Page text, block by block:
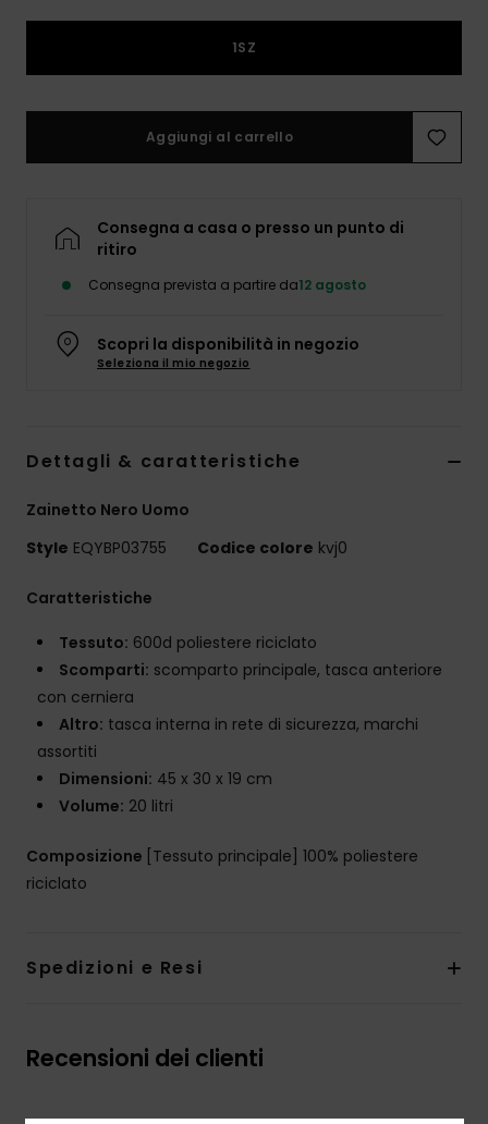
1SZ
Aggiungi al carrello
Consegna a casa o presso un punto di
ritiro
Consegna prevista a partire da12 agosto
Scopri la disponibilità in negozio
Seleziona il mio negozio
Dettagli & caratteristiche
Zainetto Nero Uomo
Style EQYBP03755 Codice colore kvj0
Caratteristiche
Tessuto: 600d poliestere riciclato
Scomparti: scomparto principale, tasca anteriore
con cerniera
Altro: tasca interna in rete di sicurezza, marchi
assortiti
Dimensioni: 45 x 30 x 19 cm
Volume: 20 litri
Composizione [Tessuto principale] 100% poliestere
riciclato
Spedizioni e Resi
Recensioni dei clienti